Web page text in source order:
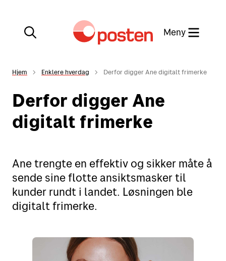
Lukk
Meny
Min side
Kundeservice
Min side
Posten-appen
Sende i Norge
Hjem Enklere hverdag Derfor digger Ane digitalt frimerke
Derfor digger Ane
digitalt frimerke
Ane trengte en effektiv og sikker måte å
sende sine flotte ansiktsmasker til
kunder rundt i landet. Løsningen ble
digitalt frimerke.